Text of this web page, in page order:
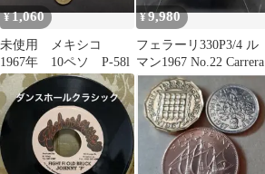
¥1,060
未使用 メキシコ
1967年 10ペソ P-58l
¥9,980
フェラーリ330P3/4 ル
マン1967 No.22 Carrera